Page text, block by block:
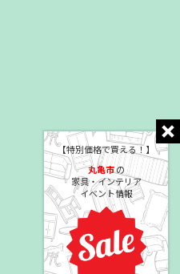
【特別価格で買える！】
丸亀市の
家具・インテリア
イベント情報